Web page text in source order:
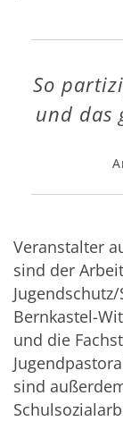
So
und das
Veranstalter
sind der
Bernkastel-
und die
sind